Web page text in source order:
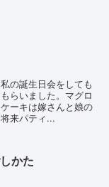
の誕生日会をしても
らいました。マグロ
ーキは嫁さんと娘の
来パティ...
かた